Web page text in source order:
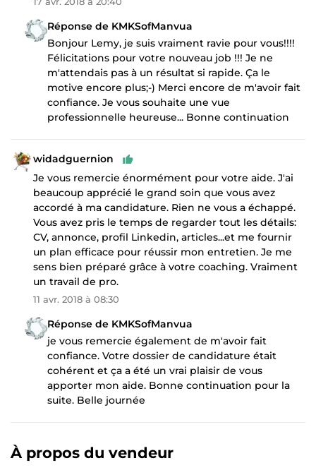
Réponse de KMKSofManvua
Bonjour Lemy, je suis vraiment ravie pour vous!!!!
Félicitations pour votre nouveau job !!! Je ne
m'attendais pas à un résultat si rapide. Ça le
motive encore plus;-) Merci encore de m'avoir fait
confiance. Je vous souhaite une vue
professionnelle heureuse... Bonne continuation
widadguernion
Je vous remercie énormément pour votre aide. J'ai
beaucoup apprécié le grand soin que vous avez
accordé à ma candidature. Rien ne vous a échappé.
Vous avez pris le temps de regarder tout les détails:
CV, annonce, profil Linkedin, articles...et me fournir
un plan efficace pour réussir mon entretien. Je me
sens bien préparé grâce à votre coaching. Vraiment
un travail de pro.
11 avr. 2018 à 08:30
Réponse de KMKSofManvua
je vous remercie également de m'avoir fait
confiance. Votre dossier de candidature était
cohérent et ça a été un vrai plaisir de vous
apporter mon aide. Bonne continuation pour la
suite. Belle journée
À propos du vendeur